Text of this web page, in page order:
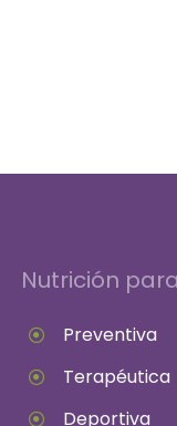
Nutrición
Preventiva
Terapéutica
Deportiva